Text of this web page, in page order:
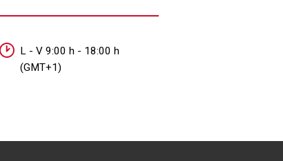
L - V 9:00 h - 18:00 h
(GMT+1)